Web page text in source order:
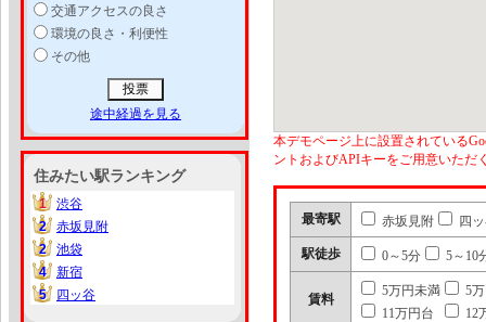
交通アクセスの良さ
環境の良さ・利便性
その他
途中経過を見る
住みたい駅ランキング
1
1
渋谷
2
2
赤坂見附
2
2
池袋
4
4
新宿
5
5 四ッ谷
本デモページ上に設置されている
ントおよびAPIキーをご用意いただ
最寄駅 赤坂見附 四
駅徒歩 0～5分 5～10
賃料
5万円未満
5
11万円台
12